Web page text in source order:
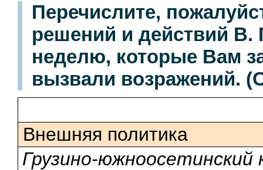
Перечислите,
решений и действий
неделю, которые Вам
вызвали возражений.
Внешняя политика
Грузино-